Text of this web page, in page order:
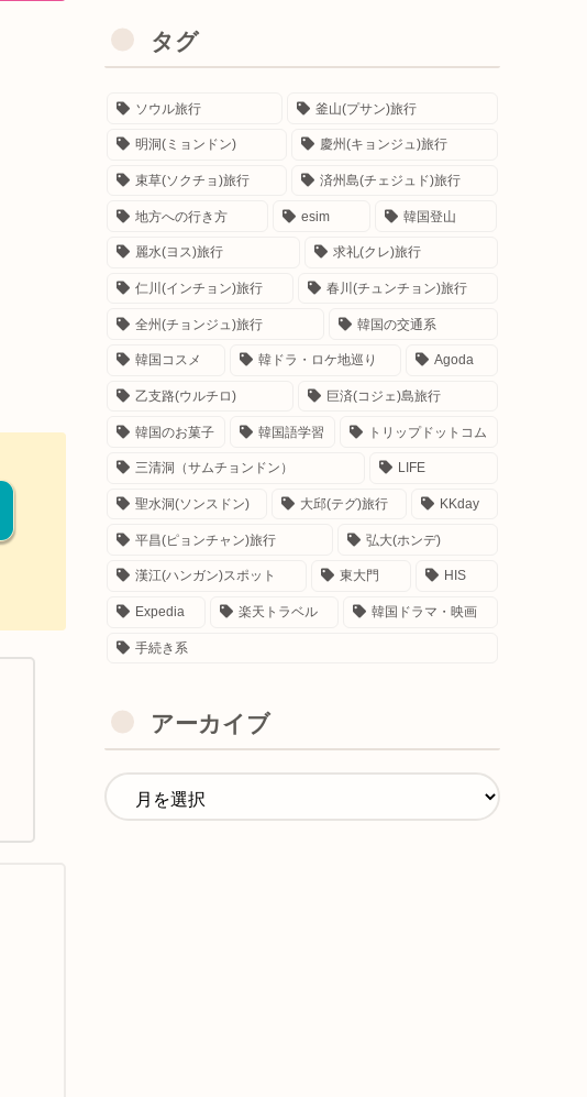
タグ
ソウル旅行 釜山(プサン)旅行
明洞(ミョンドン) 慶州(キョンジュ)旅行
束草(ソクチョ)旅行 済州島(チェジュド)旅行
地方への行き方 esim 韓国登山
麗水(ヨス)旅行 求礼(クレ)旅行
仁川(インチョン)旅行 春川(チュンチョン)旅行
全州(チョンジュ)旅行 韓国の交通系
韓国コスメ 韓ドラ・ロケ地巡り Agoda
乙支路(ウルチロ) 巨済(コジェ)島旅行
韓国のお菓子 韓国語学習 トリップドットコム
三清洞（サムチョンドン） LIFE
聖水洞(ソンスドン) 大邱(テグ)旅行 KKday
平昌(ピョンチャン)旅行 弘大(ホンデ)
漢江(ハンガン)スポット 東大門 HIS
Expedia 楽天トラベル 韓国ドラマ・映画
手続き系
アーカイブ